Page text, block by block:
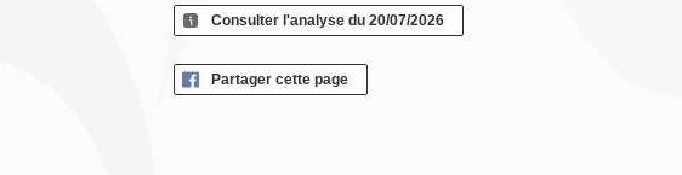
Consulter l'analyse du 20/07/2026
Partager cette page